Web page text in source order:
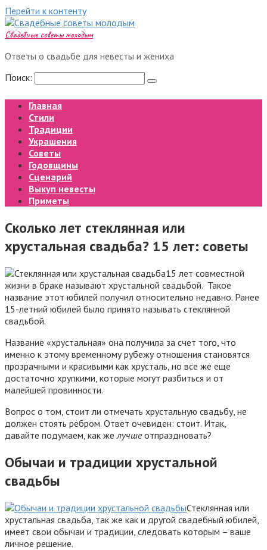
Перейти к контенту
Свадебные советы молодым
Ответы о свадьбе для невесты и жениха
Поиск:
Главная
Стили
Традиции
Украшения
Советы
Годовщины
Сценарий
Выкуп невесты
Приметы
Сколько лет стеклянная или
хрустальная свадьба? 15 лет: советы
15 лет совместной
жизни в браке называют хрустальной свадьбой. Такое
название этот юбилей получил относительно недавно. Ранее
15-летний юбилей было принято называть стеклянной
свадьбой.
Название «хрустальная» она получила за счет того, что
именно к этому временному рубежу отношения становятся
прозрачными и красивыми как хрусталь, но все же еще
достаточно хрупкими, которые могут разбиться и от
малейшей провинности.
Вопрос о том, стоит ли отмечать хрустальную свадьбу, не
должен стоять ребром. Ответ очевиден: стоит. Итак,
давайте подумаем, как же лучшеотпраздновать?
Обычаи и традиции хрустальной
свадьбы
Стеклянная или
хрустальная свадьба, так же как и другой свадебный юбилей,
имеет свои обычаи и традиции, следовать которым – ваше
личное решение.